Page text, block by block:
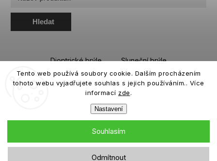
Tento web používá soubory cookie. Dalším procházením
tohoto webu vyjadřujete souhlas s jejich používáním.. Více
informací zde.
Nastavení
Odmítnout
Souhlasím
Hledat
Dioptrické brýle
Sluneční brýle
Sportovní brýle
Kontaktní čočky
Roztoky a oční kapky
Copyright 2026eiffeloptic.cz. Všechna práva vyhrazena.